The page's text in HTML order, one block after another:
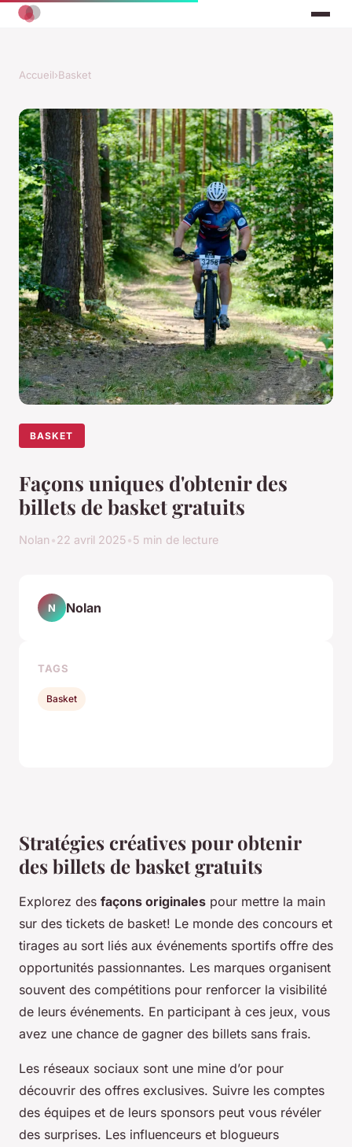
Accueil›Basket
BASKET
Façons uniques d'obtenir des
billets de basket gratuits
Nolan •22 avril 2025•5 min de lecture
Stratégies créatives pour obtenir
des billets de basket gratuits
Explorez des façons originales pour mettre la main
sur des tickets de basket! Le monde des concours et
tirages au sort liés aux événements sportifs offre des
opportunités passionnantes. Les marques organisent
souvent des compétitions pour renforcer la visibilité
de leurs événements. En participant à ces jeux, vous
avez une chance de gagner des billets sans frais.
Les réseaux sociaux sont une mine d’or pour
découvrir des offres exclusives. Suivre les comptes
des équipes et de leurs sponsors peut vous révéler
des surprises. Les influenceurs et blogueurs
N Nolan
TAGS
Basket